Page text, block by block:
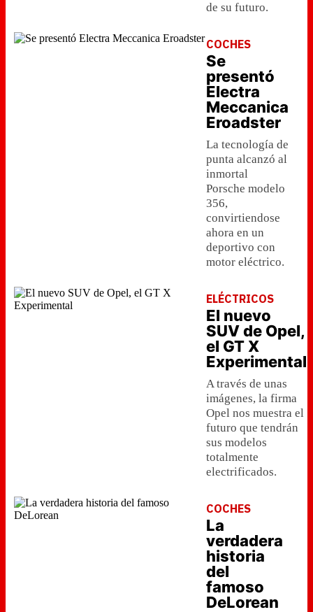
de su futuro.
COCHES
Se
presentó
Electra
Meccanica
Eroadster
La tecnología de
punta alcanzó al
inmortal
Porsche modelo
356,
convirtiendose
ahora en un
deportivo con
motor eléctrico.
ELÉCTRICOS
El nuevo
SUV de Opel,
el GT X
Experimental
A través de unas
imágenes, la firma
Opel nos muestra el
futuro que tendrán
sus modelos
totalmente
electrificados.
COCHES
La
verdadera
historia
del
famoso
DeLorean